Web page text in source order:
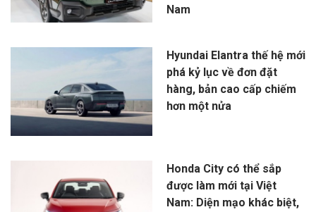
Nam
Hyundai Elantra thế hệ mới
phá kỷ lục về đơn đặt
hàng, bản cao cấp chiếm
hơn một nửa
Honda City có thể sắp
được làm mới tại Việt
Nam: Diện mạo khác biệt,